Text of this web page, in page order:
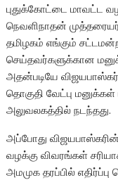
புதுக்கோட்டை மாவட்ட
நெவளிநாதன்
தமிழகம் எங்கும்
செய்தவர்களுக்கான
அதன்படியே
தொகுதி வேட்பு மனுக்கள்
அலுவலகத்தில் நடந்தது.
அப்போது
வழக்கு விவரங்கள்
அமமுக தரப்பில்